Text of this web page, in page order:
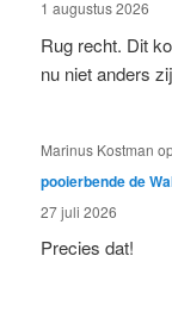
1 augustus 2026
Rug recht. Dit
nu niet anders
Marinus Kostman
pooierbende de
27 juli 2026
Precies dat!